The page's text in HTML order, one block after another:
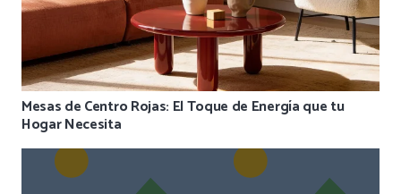
Mesas de Centro Rojas: El Toque de Energía que tu
Hogar Necesita